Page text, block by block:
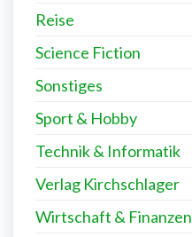
Reise
Science Fiction
Sonstiges
Sport & Hobby
Technik & Informatik
Verlag Kirchschlager
Wirtschaft & Finanzen